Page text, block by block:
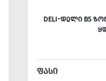
DELI-ᲓᲔᲚᲘ B5
ᲤᲐᲡᲘ